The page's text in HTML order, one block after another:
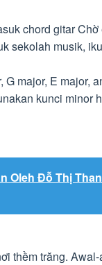
chord gitar Chờ
sekolah musik,
major, E major,
kunci minor
Oleh Đỗ Thị
thềm trăng.